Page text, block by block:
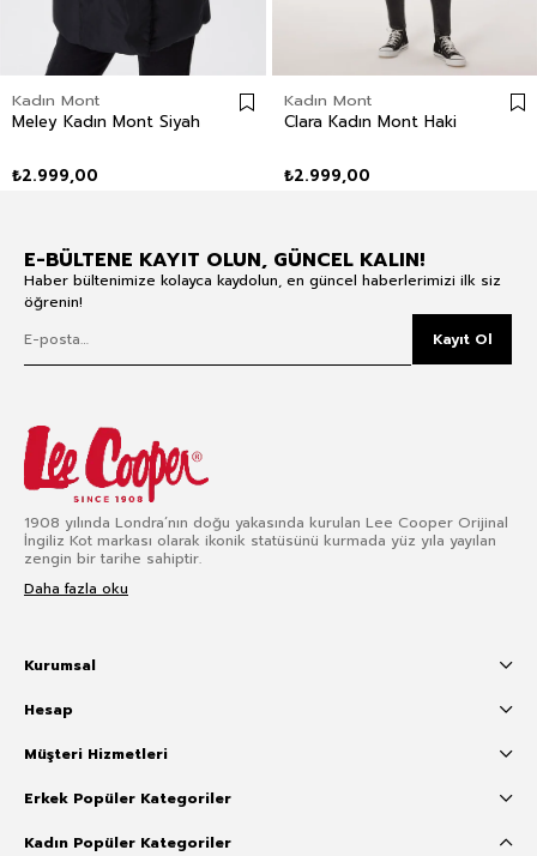
Kadın Mont
Meley Kadın Mont Siyah
₺2.999,00
Kadın Mont
Clara Kadın Mont Haki
₺2.999,00
E-BÜLTENE KAYIT OLUN, GÜNCEL KALIN!
Haber bültenimize kolayca kaydolun, en güncel haberlerimizi ilk siz
öğrenin!
Kayıt Ol
1908 yılında Londra’nın doğu yakasında kurulan Lee Cooper Orijinal
İngiliz Kot markası olarak ikonik statüsünü kurmada yüz yıla yayılan
zengin bir tarihe sahiptir.
Daha fazla oku
Kurumsal
Hesap
Müşteri Hizmetleri
Erkek Popüler Kategoriler
Kadın Popüler Kategoriler